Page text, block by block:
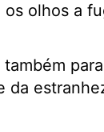
os olhos a
da